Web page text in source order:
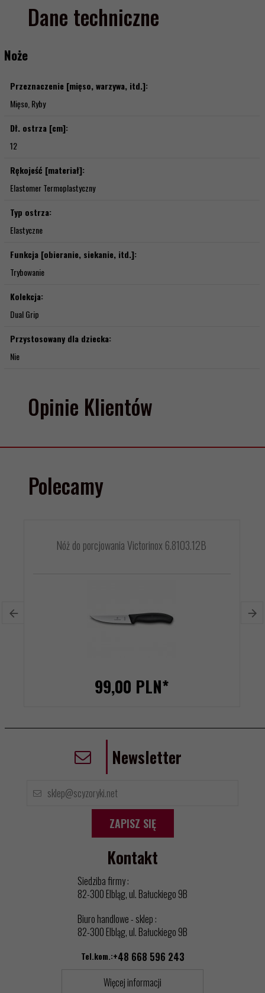
Dane techniczne
Noże
Przeznaczenie [mięso, warzywa, itd.]:
Mięso, Ryby
Dł. ostrza [cm]:
12
Rękojeść [materiał]:
Elastomer Termoplastyczny
Typ ostrza:
Elastyczne
Funkcja [obieranie, siekanie, itd.]:
Trybowanie
Kolekcja:
Dual Grip
Przystosowany dla dziecka:
Nie
Opinie Klientów
Polecamy
Nóż do porcjowania Victorinox 6.8103.12B
99,00 PLN*
Newsletter
ZAPISZ SIĘ
Kontakt
Siedziba firmy :
82-300 Elbląg, ul. Bałuckiego 9B
Biuro handlowe - sklep :
82-300 Elbląg, ul. Bałuckiego 9B
Tel.kom.:+48 668 596 243
Więcej informacji